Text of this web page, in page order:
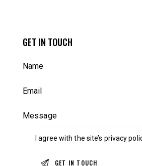
GET IN TOUCH
I agree with the site’s privacy